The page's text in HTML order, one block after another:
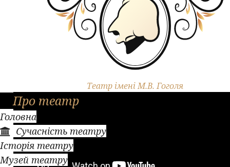
Театр імені М.В. Гоголя
Про театр
Головна
Сучасність театру
Історія театру
Музей театру
Проект